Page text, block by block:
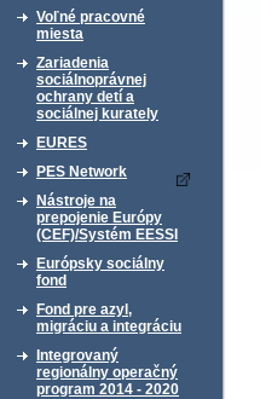
Voľné pracovné
miesta
Zariadenia
sociálnoprávnej
ochrany detí a
sociálnej kurately
EURES
PES Network
Nástroje na
prepojenie Európy
(CEF)/Systém EESSI
Európsky sociálny
fond
Fond pre azyl,
migráciu a integráciu
Integrovaný
regionálny operačný
program 2014 - 2020